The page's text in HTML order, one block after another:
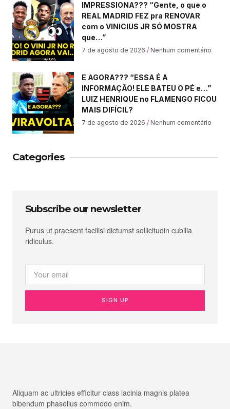
IMPRESSIONA??? “Gente, o que o
REAL MADRID FEZ pra RENOVAR
com o VINICIUS JR SÓ MOSTRA
que…”
7 de agosto de 2026 Nenhum comentário
E AGORA??? “ESSA É A
INFORMAÇÃO! ELE BATEU O PÉ e…”
LUIZ HENRIQUE no FLAMENGO FICOU
MAIS DIFÍCIL?
7 de agosto de 2026 Nenhum comentário
Categories
Subscribe our newsletter
Purus ut praesent facilisi dictumst sollicitudin cubilia
ridiculus.
SIGN UP
Aliquam ac ultricies efficitur class lacinia magnis platea
bibendum phasellus commodo enim.